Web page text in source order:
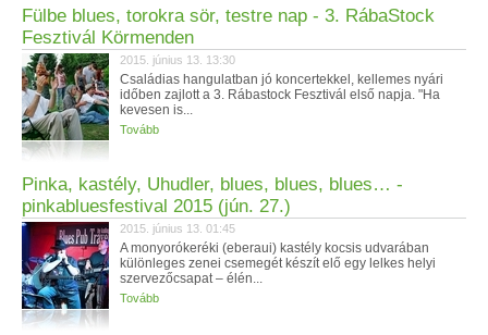
Fülbe blues, torokra sör, testre nap - 3. RábaStock
Fesztivál Körmenden
2015. június 13. 13:30
Családias hangulatban jó koncertekkel, kellemes nyári
időben zajlott a 3. Rábastock Fesztivál első napja. "Ha
kevesen is...
Tovább
Pinka, kastély, Uhudler, blues, blues, blues… -
pinkabluesfestival 2015 (jún. 27.)
2015. június 13. 01:45
A monyorókeréki (eberaui) kastély kocsis udvarában
különleges zenei csemegét készít elő egy lelkes helyi
szervezőcsapat – élén...
Tovább